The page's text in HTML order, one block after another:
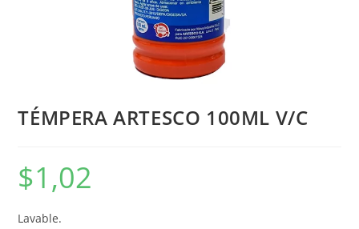
TÉMPERA ARTESCO 100ML V/C
$1,02
Lavable.